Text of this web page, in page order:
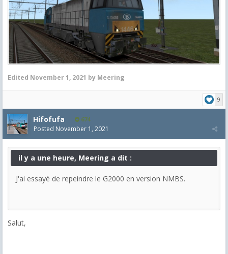
Edited November 1, 2021 by Meering
9
Hifofufa 674
Posted November 1, 2021
il y a une heure, Meering a dit :
J'ai essayé de repeindre le G2000 en version NMBS.
Salut,